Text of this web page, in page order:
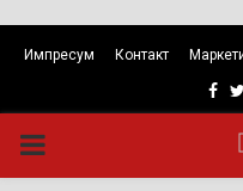
Импресум Контакт
PRIMARY